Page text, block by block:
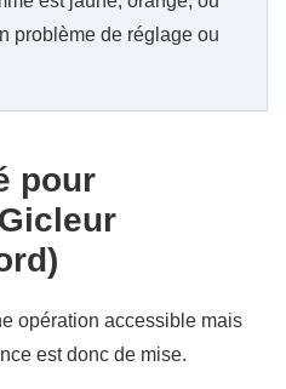
problème de réglage ou
pour
opération accessible mais
est donc de mise.